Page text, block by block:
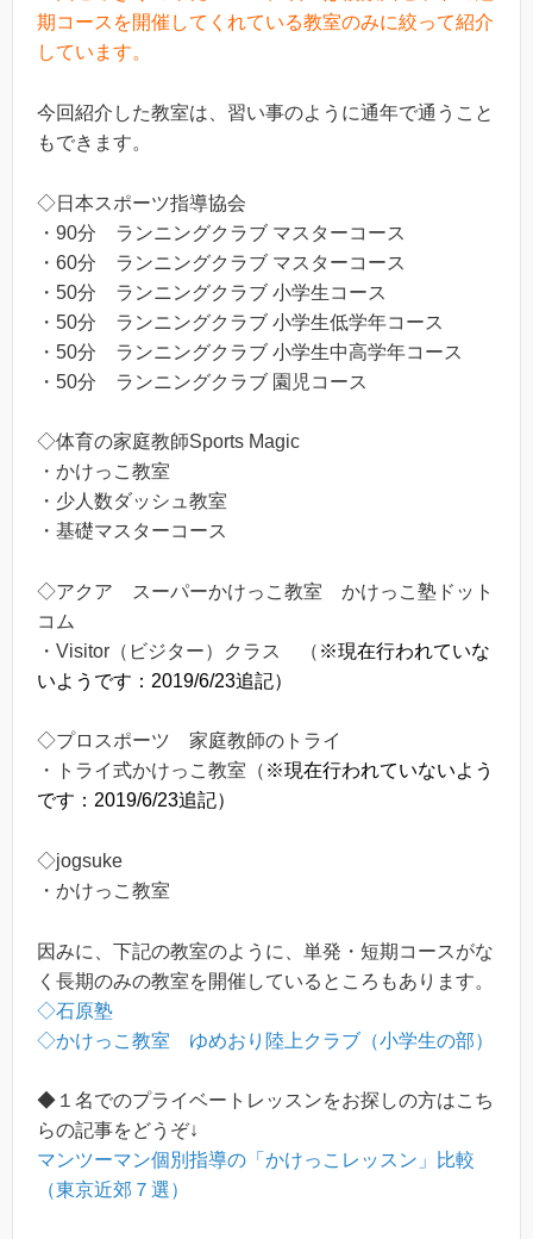
期コースを開催してくれている教室のみに絞って紹介
しています。
今回紹介した教室は、習い事のように通年で通うこと
もできます。
◇日本スポーツ指導協会
・90分 ランニングクラブ マスターコース
・60分 ランニングクラブ マスターコース
・50分 ランニングクラブ 小学生コース
・50分 ランニングクラブ 小学生低学年コース
・50分 ランニングクラブ 小学生中高学年コース
・50分 ランニングクラブ 園児コース
◇体育の家庭教師Sports Magic
・かけっこ教室
・少人数ダッシュ教室
・基礎マスターコース
◇アクア スーパーかけっこ教室 かけっこ塾ドット
コム
・Visitor（ビジター）クラス （ ※現在行われていな
いようです：2019/6/23追記）
◇プロスポーツ 家庭教師のトライ
・トライ式かけっこ教室（ ※現在行われていないよう
です：2019/6/23追記）
◇jogsuke
・かけっこ教室
因みに、下記の教室のように、単発・短期コースがな
く長期のみの教室を開催しているところもあります。
◇石原塾
◇かけっこ教室 ゆめおり陸上クラブ（小学生の部）
◆１名でのプライベートレッスンをお探しの方はこち
らの記事をどうぞ↓
マンツーマン個別指導の「かけっこレッスン」比較
（東京近郊７選）